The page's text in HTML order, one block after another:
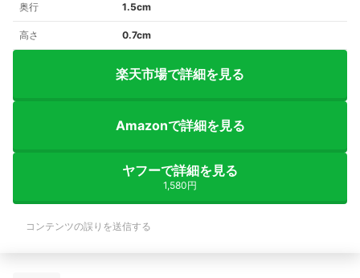
奥行 1.5cm
高さ 0.7cm
楽天市場で詳細を見る
Amazonで詳細を見る
ヤフーで詳細を見る
1,580円
コンテンツの誤りを送信する